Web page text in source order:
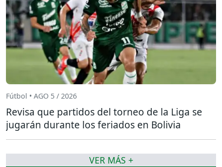
Fútbol • AGO 5 / 2026
Revisa que partidos del torneo de la Liga se
jugarán durante los feriados en Bolivia
VER MÁS +